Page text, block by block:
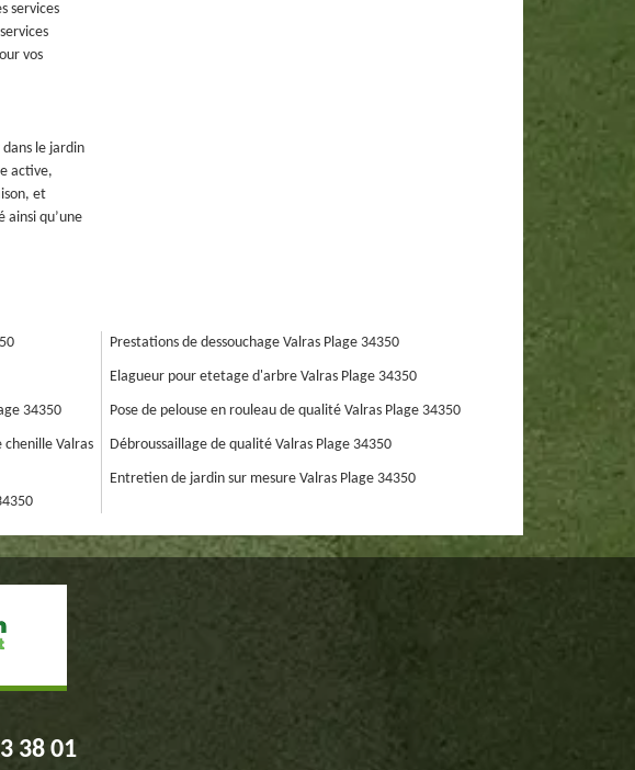
services
vos
le jardin
active,
et
ainsi qu’une
34350
Valras
Prestations de dessouchage Valras Plage 34350
Elagueur pour etetage d'arbre Valras Plage 34350
Pose de pelouse en rouleau de qualité Valras Plage 34350
Débroussaillage de qualité Valras Plage 34350
Entretien de jardin sur mesure Valras Plage 34350
38 01